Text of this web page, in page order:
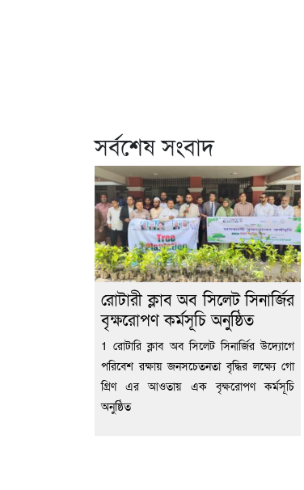
সর্বশেষ সংবাদ
রোটারী ক্লাব অব সিলেট সিনার্জির
বৃক্ষরোপণ কর্মসূচি অনুষ্ঠিত
1 রোটারি ক্লাব অব সিলেট সিনার্জির উদ্যোগে
পরিবেশ রক্ষায় জনসচেতনতা বৃদ্ধির লক্ষ্যে গো
গ্রিণ এর আওতায় এক বৃক্ষরোপণ কর্মসূচি
অনুষ্ঠিত